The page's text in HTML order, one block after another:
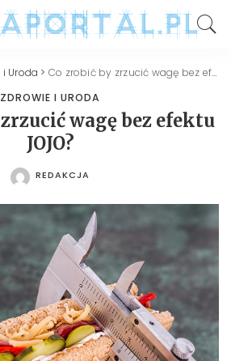
i Uroda > Co zrobić by zrzucić wagę bez efektu JOJO?
ZDROWIE I URODA
wagę bez efektu
JOJO?
POSTED
REDAKCJA